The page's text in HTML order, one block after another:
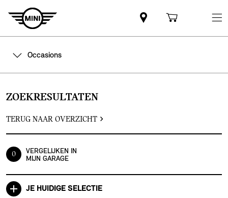
Occasions
ZOEKRESULTATEN
TERUG NAAR OVERZICHT
0
VERGELIJKEN IN
MIJN GARAGE
JE HUIDIGE SELECTIE